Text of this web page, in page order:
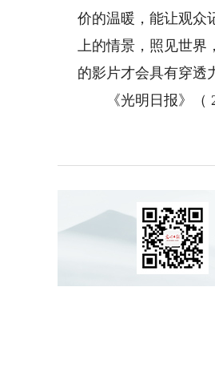
价的温暖，能让观众
上的情景，照见世界
的影片才会具有穿透
《光明日报》（